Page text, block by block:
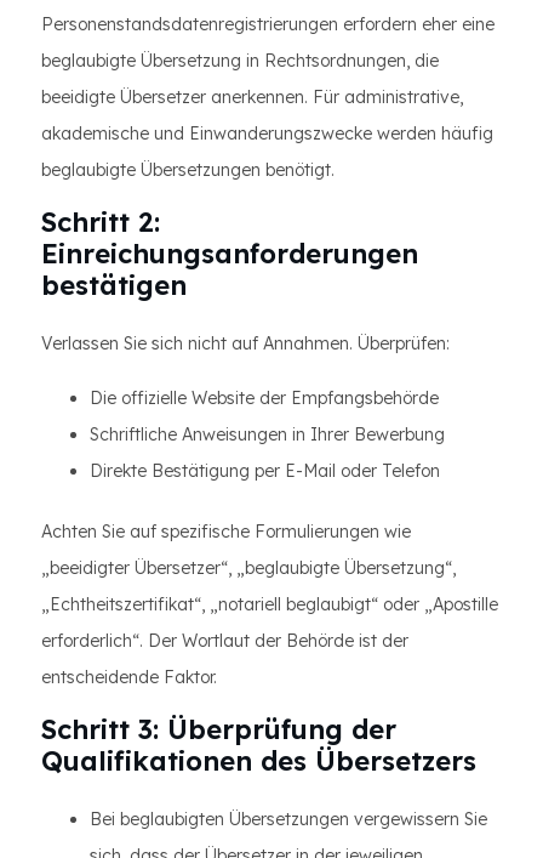
Personenstandsdatenregistrierungen erfordern eher eine
beglaubigte Übersetzung in Rechtsordnungen, die
beeidigte Übersetzer anerkennen. Für administrative,
akademische und Einwanderungszwecke werden häufig
beglaubigte Übersetzungen benötigt.
Schritt 2:
Einreichungsanforderungen
bestätigen
Verlassen Sie sich nicht auf Annahmen. Überprüfen:
Die offizielle Website der Empfangsbehörde
Schriftliche Anweisungen in Ihrer Bewerbung
Direkte Bestätigung per E-Mail oder Telefon
Achten Sie auf spezifische Formulierungen wie
„beeidigter Übersetzer“, „beglaubigte Übersetzung“,
„Echtheitszertifikat“, „notariell beglaubigt“ oder „Apostille
erforderlich“. Der Wortlaut der Behörde ist der
entscheidende Faktor.
Schritt 3: Überprüfung der
Qualifikationen des Übersetzers
Bei beglaubigten Übersetzungen vergewissern Sie